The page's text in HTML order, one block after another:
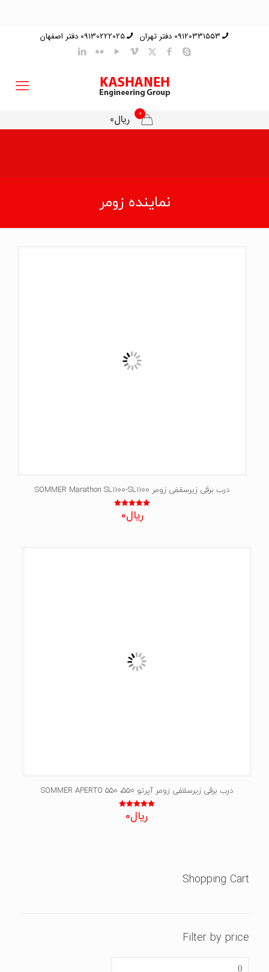
09120331553 دفتر تهران 09130222025 دفتر اصفهان
0 ریال0
نماینده زومر
درب برقی زیرسقفی زومر SOMMER Marathon SL1100-SL1100
نمره
5.00
ریال0
درب برقی زیرسقفی زومر آپرتو 550، SOMMER APERTO 550
نمره
5.00
ریال0
Shopping Cart
Filter by price